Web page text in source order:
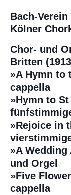
Bach-Verein
Kölner
Chor- und
Britten
»A Hymn to
cappella
»Hymn to
»Rejoice in
»A
und Orgel
»Five
cappella